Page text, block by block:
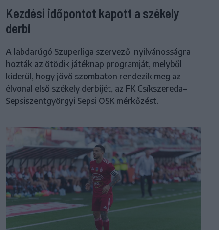
Kezdési időpontot kapott a székely
derbi
A labdarúgó Szuperliga szervezői nyilvánosságra
hozták az ötödik játéknap programját, melyből
kiderül, hogy jövő szombaton rendezik meg az
élvonal első székely derbijét, az FK Csíkszereda–
Sepsiszentgyörgyi Sepsi OSK mérkőzést.